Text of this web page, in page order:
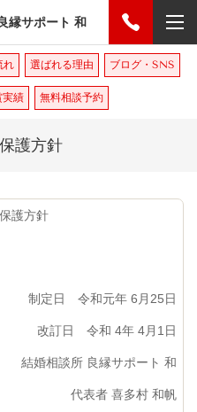
縁サポート 和
れ 選ばれる理由 ブログ・SNS
実績 無料相談予約
護方針
護方針
制定日 令和元年 6月25日
改訂日 令和 4年 4月1日
結婚相談所 良縁サポート 和
代表者 喜多村 和帆